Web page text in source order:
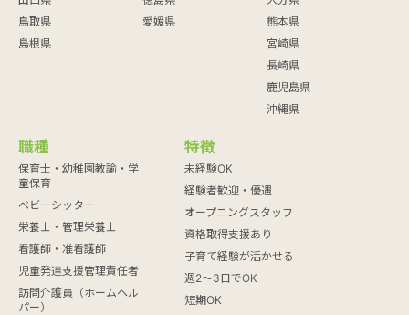
鳥取県
島根県
愛媛県
熊本県
宮崎県
長崎県
鹿児島県
沖縄県
職種
保育士・幼稚園教諭・学
童保育
ベビーシッター
栄養士・管理栄養士
看護師・准看護師
児童発達支援管理責任者
訪問介護員（ホームヘル
パー）
特徴
未経験OK
経験者歓迎・優遇
オープニングスタッフ
資格取得支援あり
子育て経験が活かせる
週2～3日でOK
短期OK